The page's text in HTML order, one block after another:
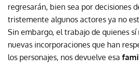
regresarán, bien sea por decisiones
tristemente algunos actores ya no
Sin embargo, el trabajo de quienes
nuevas incorporaciones que han
los personajes, nos devuelve esa